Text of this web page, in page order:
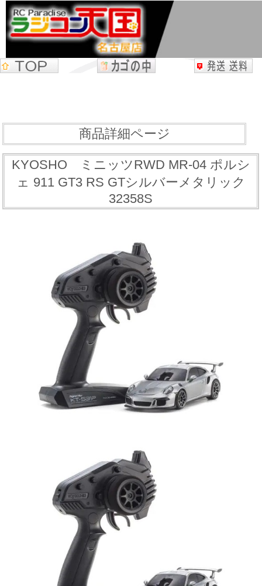
商品詳細ページ
KYOSHO ミニッツRWD MR-04 ポルシ
ェ 911 GT3 RS GTシルバーメタリック
32358S